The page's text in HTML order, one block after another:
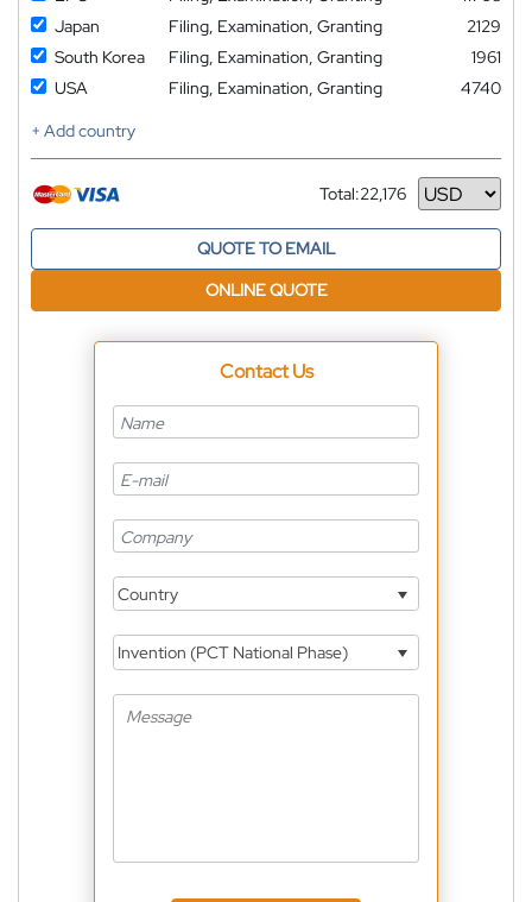
Japan
Filing, Examination, Granting
2129
South Korea
Filing, Examination, Granting
1961
USA
Filing, Examination, Granting
4740
+ Add country
Total:22,176
Currency
QUOTE TO EMAIL
ONLINE QUOTE
Contact Us
Country
Invention (PCT National Phase)